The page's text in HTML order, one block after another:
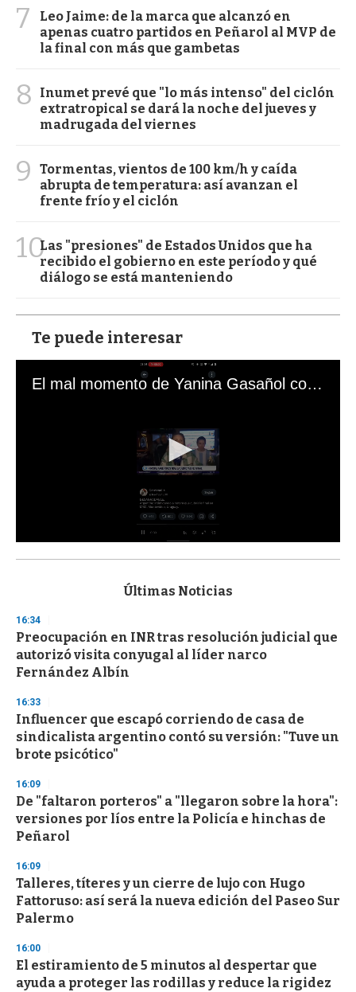
7
Leo Jaime: de la marca que alcanzó en
apenas cuatro partidos en Peñarol al MVP de
la final con más que gambetas
8
Inumet prevé que "lo más intenso" del ciclón
extratropical se dará la noche del jueves y
madrugada del viernes
9
Tormentas, vientos de 100 km/h y caída
abrupta de temperatura: así avanzan el
frente frío y el ciclón
10Las "presiones" de Estados Unidos que ha
recibido el gobierno en este período y qué
diálogo se está manteniendo
Te puede interesar
El mal momento de Yanina Gasañol con un hincha argentino en "Subrayado"
s
d
s
o
f
3
s
e
c
o
n
Últimas Noticias
16:34
Preocupación en INR tras resolución judicial que
autorizó visita conyugal al líder narco
Fernández Albín
16:33
Influencer que escapó corriendo de casa de
sindicalista argentino contó su versión: "Tuve un
brote psicótico"
16:09
De "faltaron porteros" a "llegaron sobre la hora":
versiones por líos entre la Policía e hinchas de
Peñarol
16:09
Talleres, títeres y un cierre de lujo con Hugo
Fattoruso: así será la nueva edición del Paseo Sur
Palermo
16:00
El estiramiento de 5 minutos al despertar que
ayuda a proteger las rodillas y reduce la rigidez